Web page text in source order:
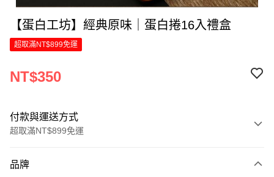
【蛋白工坊】經典原味｜蛋白捲16入禮盒
超取滿NT$899免運
NT$350
付款與運送方式
超取滿NT$899免運
信用卡一次付款
品牌